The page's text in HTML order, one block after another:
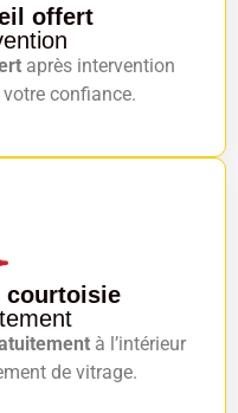
offert
après intervention
confiance.
courtoisie
à l’intérieur
de vitrage.